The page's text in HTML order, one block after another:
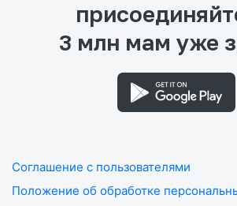
3 млн мам уже
Соглашение с пользователями
Положение об обработке